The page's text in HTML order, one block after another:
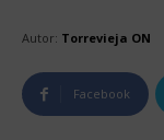
Autor: Torrevieja ON
Facebook